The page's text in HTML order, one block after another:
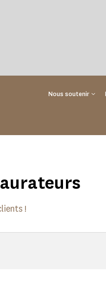
Nous soutenir
!